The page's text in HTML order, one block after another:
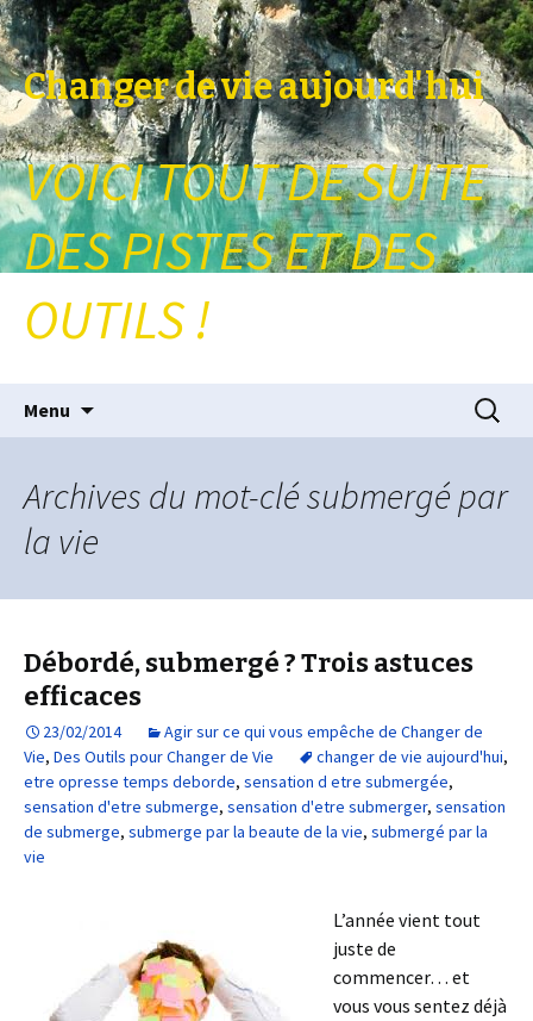
Changer de vie aujourd'hui
VOICI TOUT DE SUITE
DES PISTES ET DES
OUTILS !
Menu
Archives du mot-clé submergé par
la vie
Débordé, submergé ? Trois astuces
efficaces
23/02/2014
Agir sur ce qui vous empêche de Changer de
Vie, Des Outils pour Changer de Vie changer de vie aujourd'hui,
etre opresse temps deborde, sensation d etre submergée,
sensation d'etre submerge, sensation d'etre submerger, sensation
de submerge, submerge par la beaute de la vie, submergé par la
vie
L’année vient tout
juste de
commencer… et
vous vous sentez déjà